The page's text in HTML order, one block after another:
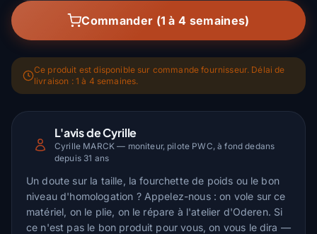
Commander (1 à 4 semaines)
Ce produit est disponible sur commande fournisseur. Délai de
livraison : 1 à 4 semaines.
L'avis de Cyrille
Cyrille MARCK — moniteur, pilote PWC, à fond dedans
depuis 31 ans
Un doute sur la taille, la fourchette de poids ou le bon
niveau d'homologation ? Appelez-nous : on vole sur ce
matériel, on le plie, on le répare à l'atelier d'Oderen. Si
ce n'est pas le bon produit pour vous, on vous le dira —